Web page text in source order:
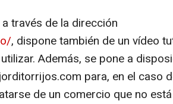
través de la dirección
, dispone también de un vídeo
Además, se pone a
para, en el caso
de un comercio que no